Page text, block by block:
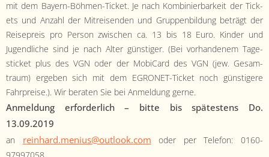
mit dem Bay­ern-Böh­men-Tick­et. Je nach Kom­binier­barkeit der Tick­
ets und Anzahl der Mitreisenden und Grup­pen­bil­dung beträgt der
Reisepreis pro Per­son zwis­chen ca. 13 bis 18 Euro. Kinder und
Jugendliche sind je nach Alter gün­stiger. (Bei vorhan­den­em Tage­
stick­et plus des VGN oder der Mobi­Card des VGN (jew. Gesam­
traum) ergeben sich mit dem EGRONET-Tick­et noch gün­stigere
Fahrpreise.). Wir berat­en Sie bei Anmel­dung gerne.
Anmel­dung erforder­lich – bitte bis spätestens Do.
13.09.2019
an reinhard.menius@outlook.com oder per Tele­fon: 0160-